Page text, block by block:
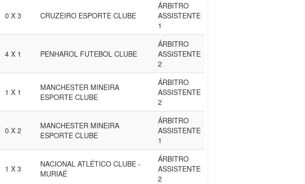
0 X 3 CRUZEIRO ESPORTE CLUBE
ÁRBITRO
ASSISTENTE
1
4 X 1 PENHAROL FUTEBOL CLUBE
ÁRBITRO
ASSISTENTE
2
1 X 1
MANCHESTER MINEIRA
ESPORTE CLUBE
ÁRBITRO
ASSISTENTE
2
0 X 2
MANCHESTER MINEIRA
ESPORTE CLUBE
ÁRBITRO
ASSISTENTE
1
1 X 3
NACIONAL ATLÉTICO CLUBE -
MURIAÉ
ÁRBITRO
ASSISTENTE
2